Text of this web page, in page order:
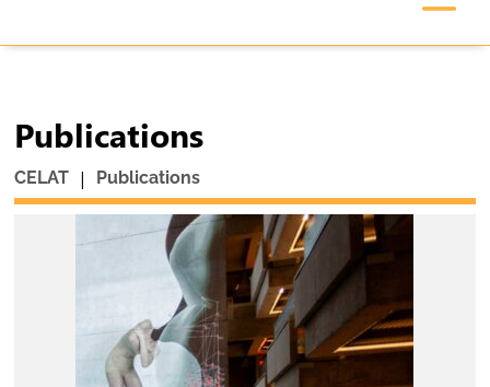
Publications
CELAT | Publications